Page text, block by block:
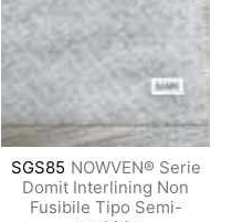
SGS85 NOWVEN® Serie
Domit Interlining Non
Fusibile Tipo Semi-